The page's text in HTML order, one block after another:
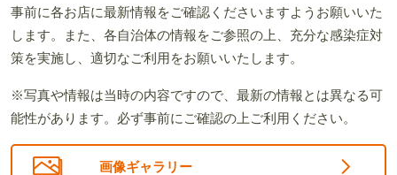
事前に各お店に最新情報をご確認くださいますようお願いいた
します。また、各自治体の情報をご参照の上、充分な感染症対
策を実施し、適切なご利用をお願いいたします。
※写真や情報は当時の内容ですので、最新の情報とは異なる可
能性があります。必ず事前にご確認の上ご利用ください。
画像ギャラリー